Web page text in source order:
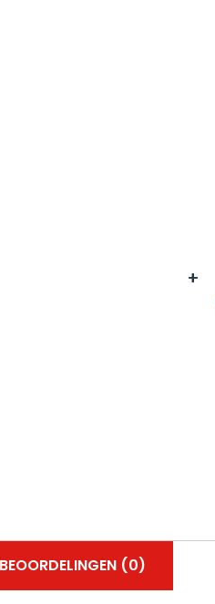
+
BEOORDELINGEN (0)